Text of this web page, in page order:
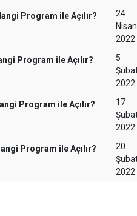
Program ile Açılır?
24
Nisan
2022
Program ile Açılır?
5
2022
Program ile Açılır?
17
2022
Program ile Açılır?
20
2022